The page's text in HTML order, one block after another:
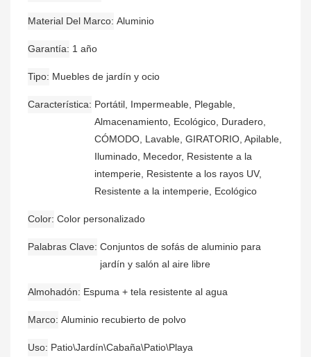
Material Del Marco Aluminio
Garantía 1 año
Tipo Muebles de jardín y ocio
Característica Portátil, Impermeable, Plegable,
Almacenamiento, Ecológico, Duradero,
CÓMODO, Lavable, GIRATORIO, Apilable,
Iluminado, Mecedor, Resistente a la
intemperie, Resistente a los rayos UV,
Resistente a la intemperie, Ecológico
Color Color personalizado
Palabras Clave Conjuntos de sofás de aluminio para
jardín y salón al aire libre
Almohadón Espuma + tela resistente al agua
Marco Aluminio recubierto de polvo
Uso Patio\Jardín\Cabaña\Patio\Playa